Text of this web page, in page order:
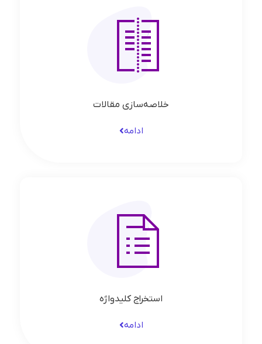
خلاصه‌سازی مقالات
ادامه
استخراج کلیدواژه
ادامه